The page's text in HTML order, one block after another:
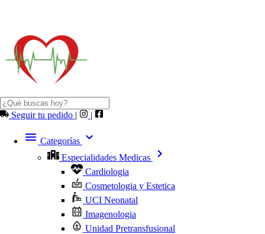
Seguir tu pedido | |
Categorías
Especialidades Medicas
Cardiologia
Cosmetologia y Estetica
UCI Neonatal
Imagenologia
Unidad Pretransfusional